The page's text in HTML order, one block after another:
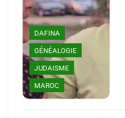
DAFINA
GÉNÉALOGIE
JUDAISME
MAROC
6
7